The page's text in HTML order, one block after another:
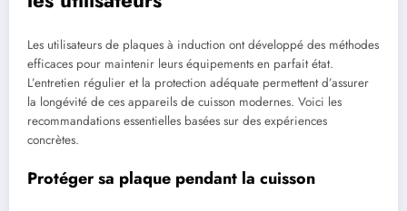
Les utilisateurs de plaques à induction ont développé des méthodes
efficaces pour maintenir leurs équipements en parfait état.
L’entretien régulier et la protection adéquate permettent d’assurer
la longévité de ces appareils de cuisson modernes. Voici les
recommandations essentielles basées sur des expériences
concrètes.
Protéger sa plaque pendant la cuisson